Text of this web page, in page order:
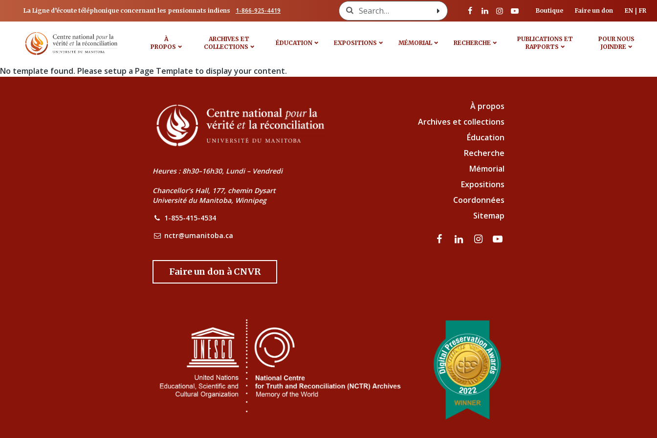
La Ligne d’écoute téléphonique concernant les pensionnats indiens 1-866-925-4419 Search for: Boutique Faire un don EN FR
À
PROPOS
ARCHIVES ET
COLLECTIONS
ÉDUCATION EXPOSITIONS MÉMORIAL RECHERCHE
PUBLICATIONS ET
RAPPORTS
POUR NOUS
JOINDRE
No template found. Please setup a Page Template to display your content.
Heures : 8h30–16h30, Lundi – Vendredi
Chancellor’s Hall, 177, chemin Dysart
Université du Manitoba, Winnipeg
1-855-415-4534
nctr@umanitoba.ca
Faire un don à CNVR
À propos
Archives et collections
Éducation
Recherche
Mémorial
Expositions
Coordonnées
Sitemap